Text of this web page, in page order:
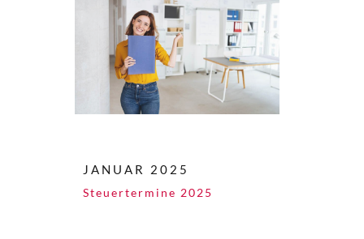
JANUAR 2025
Steuertermine 2025